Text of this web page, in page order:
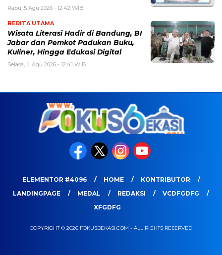
Rabu, 5 Agu 2026 - 12:42 WIB
BERITA UTAMA
Wisata Literasi Hadir di Bandung, BI
Jabar dan Pemkot Padukan Buku,
Kuliner, Hingga Edukasi Digital
Selasa, 4 Agu 2026 - 12:41 WIB
ELEMENTOR #4096 HOME
KONTRIBUTOR
LANDINGPAGE
MEDAL REDAKSI
VCDFGDFG
XFGDFG
COPYRIGHT © 2026 FOKUSBEKASI.COM - ALL RIGHTS RESERVED